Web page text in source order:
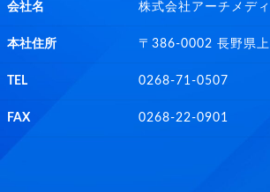
会社名 株式会社アーチメデ
本社住所 〒386-0002 長野県
TEL 0268-71-0507
FAX 0268-22-0901